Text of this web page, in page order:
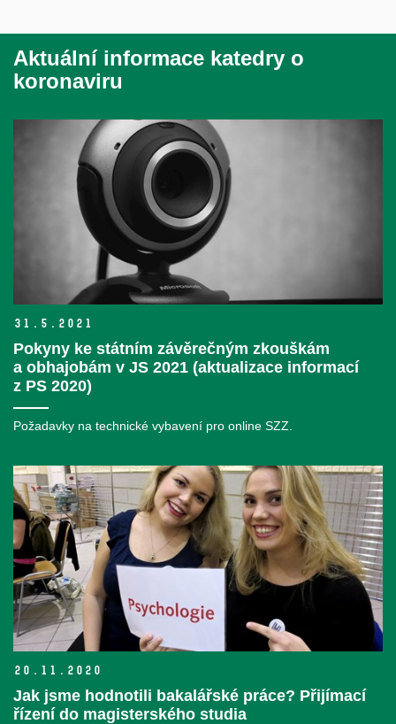
Aktuální informace katedry o
koronaviru
31. 5. 2021
Pokyny ke státním závěrečným zkouškám
a obhajobám v JS 2021 (aktualizace informací
z PS 2020)
Požadavky na technické vybavení pro online SZZ.
20. 11. 2020
Jak jsme hodnotili bakalářské práce? Přijímací
řízení do magisterského studia